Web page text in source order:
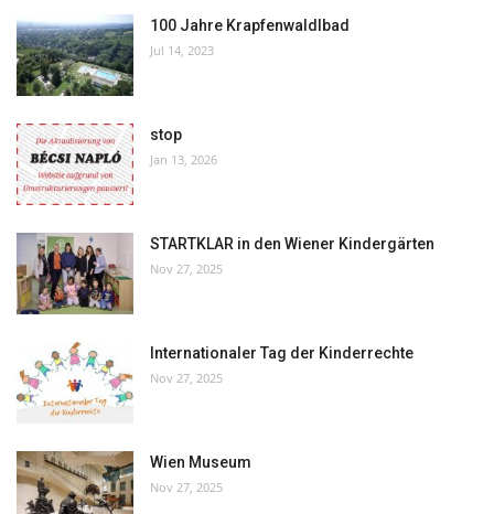
100 Jahre Krapfenwaldlbad
Jul 14, 2023
stop
Jan 13, 2026
STARTKLAR in den Wiener Kindergärten
Nov 27, 2025
Internationaler Tag der Kinderrechte
Nov 27, 2025
Wien Museum
Nov 27, 2025